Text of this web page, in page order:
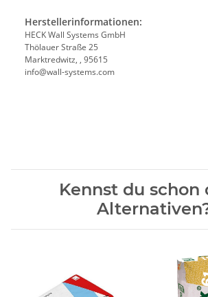
Herstellerinformationen:
HECK Wall Systems GmbH
Thölauer Straße 25
Marktredwitz, , 95615
info@wall-systems.com
Kennst du schon